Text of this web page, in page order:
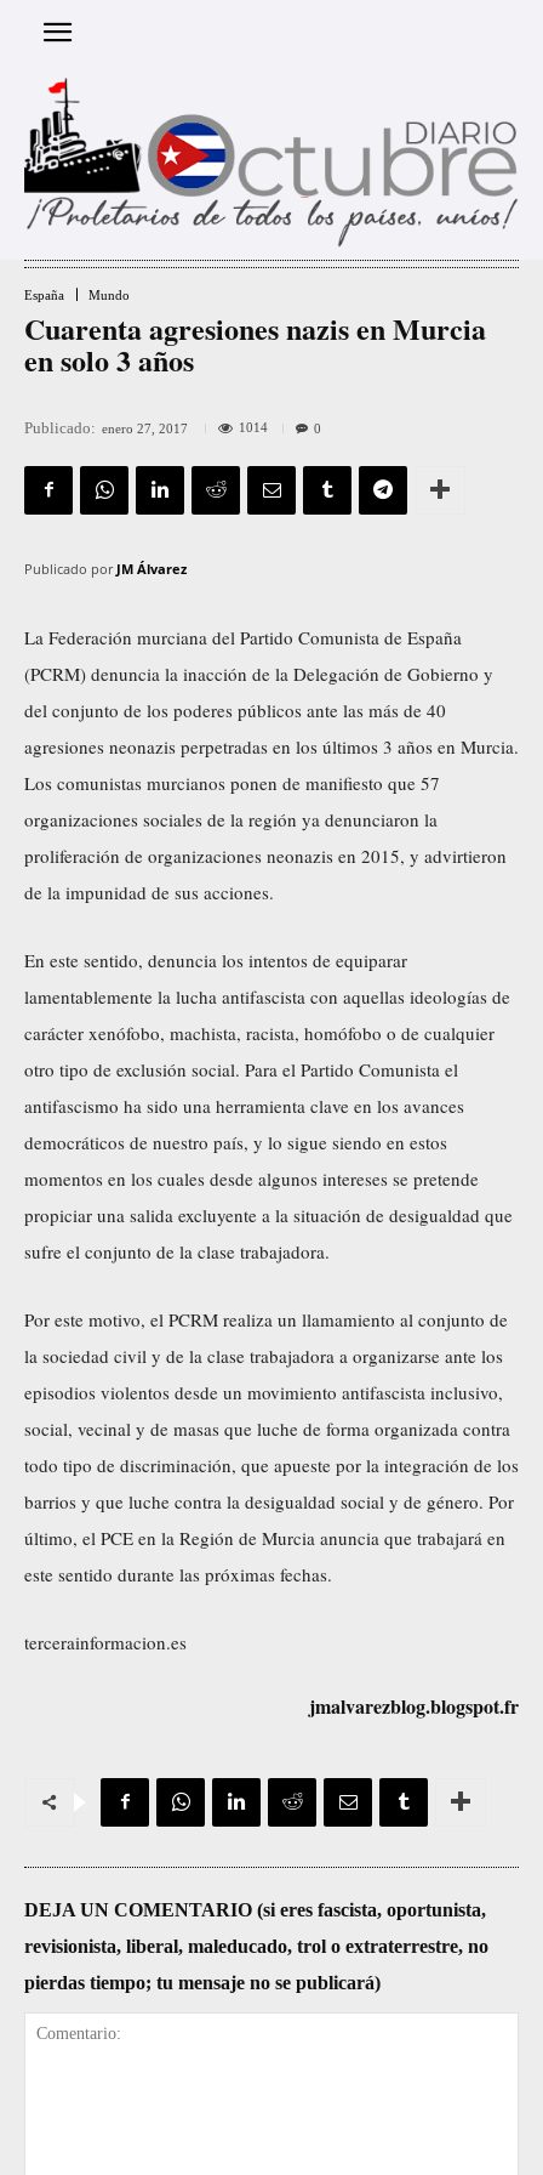
España Mundo
Cuarenta agresiones nazis en Murcia
en solo 3 años
Publicado: enero 27, 2017 1014 0
Publicado por JM Álvarez
La Federación murciana del Partido Comunista de España
(PCRM) denuncia la inacción de la Delegación de Gobierno y
del conjunto de los poderes públicos ante las más de 40
agresiones neonazis perpetradas en los últimos 3 años en Murcia.
Los comunistas murcianos ponen de manifiesto que 57
organizaciones sociales de la región ya denunciaron la
proliferación de organizaciones neonazis en 2015, y advirtieron
de la impunidad de sus acciones.
En este sentido, denuncia los intentos de equiparar
lamentablemente la lucha antifascista con aquellas ideologías de
carácter xenófobo, machista, racista, homófobo o de cualquier
otro tipo de exclusión social. Para el Partido Comunista el
antifascismo ha sido una herramienta clave en los avances
democráticos de nuestro país, y lo sigue siendo en estos
momentos en los cuales desde algunos intereses se pretende
propiciar una salida excluyente a la situación de desigualdad que
sufre el conjunto de la clase trabajadora.
Por este motivo, el PCRM realiza un llamamiento al conjunto de
la sociedad civil y de la clase trabajadora a organizarse ante los
episodios violentos desde un movimiento antifascista inclusivo,
social, vecinal y de masas que luche de forma organizada contra
todo tipo de discriminación, que apueste por la integración de los
barrios y que luche contra la desigualdad social y de género. Por
último, el PCE en la Región de Murcia anuncia que trabajará en
este sentido durante las próximas fechas.
tercerainformacion.es
jmalvarezblog.blogspot.fr
DEJA UN COMENTARIO (si eres fascista, oportunista,
revisionista, liberal, maleducado, trol o extraterrestre, no
pierdas tiempo; tu mensaje no se publicará)